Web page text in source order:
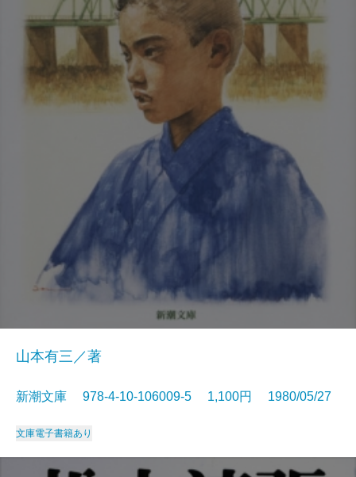
山本有三／著
新潮文庫 978-4-10-106009-5 1,100円 1980/05/27
文庫電子書籍あり